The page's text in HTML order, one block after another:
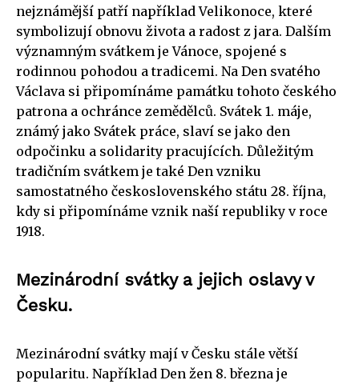
nejznámější patří například Velikonoce, které
symbolizují obnovu života a radost z jara. Dalším
významným svátkem je Vánoce, spojené s
rodinnou pohodou a tradicemi. Na Den svatého
Václava si připomínáme památku tohoto českého
patrona a ochránce zemědělců. Svátek 1. máje,
známý jako Svátek práce, slaví se jako den
odpočinku a solidarity pracujících. Důležitým
tradičním svátkem je také Den vzniku
samostatného československého státu 28. října,
kdy si připomínáme vznik naší republiky v roce
1918.
Mezinárodní svátky a jejich oslavy v
Česku.
Mezinárodní svátky mají v Česku stále větší
popularitu. Například Den žen 8. března je